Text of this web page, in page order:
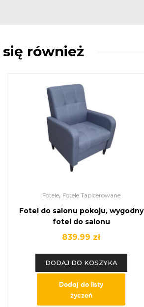
się również
Fotele, Fotele Tapicerowane
Fotel do salonu pokoju, wygodny
fotel do salonu
839.99 zł
DODAJ DO KOSZYKA
Dodaj do listy
życzeń